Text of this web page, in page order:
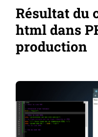
Résultat du
html dans
production